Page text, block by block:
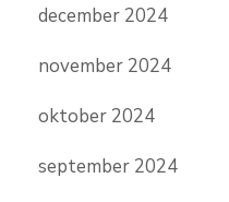
december 2024
november 2024
oktober 2024
september 2024